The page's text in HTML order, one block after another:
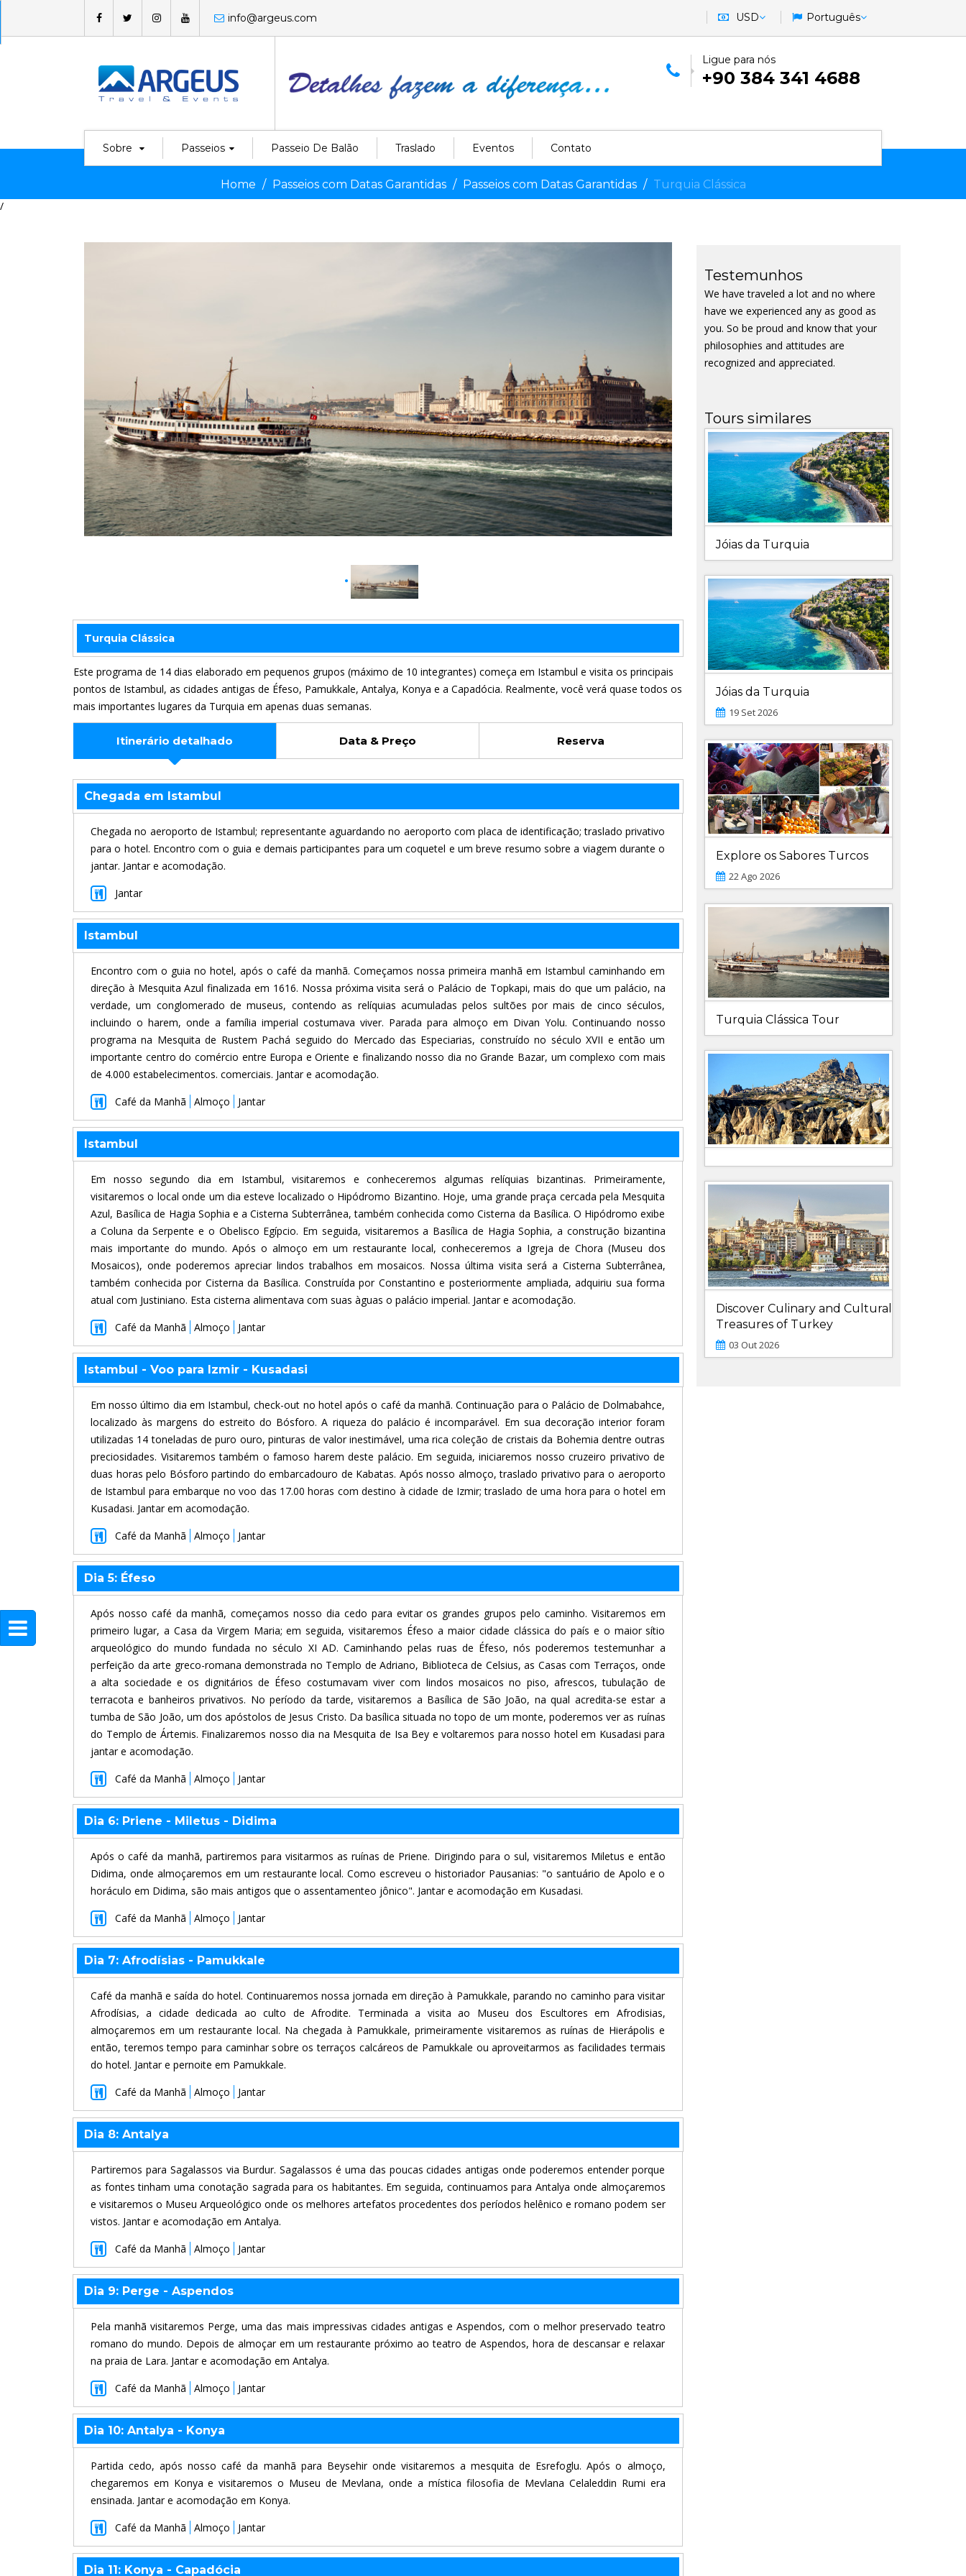
info@argeus.com USD Português
Ligue para nós
+90 384 341 4688
Sobre Passeios Passeio De Balão Traslado Eventos Contato
Home Passeios com Datas Garantidas Passeios com Datas Garantidas
Turquia Clássica
/
Turquia Clássica
Este programa de 14 dias elaborado em pequenos grupos (máximo de 10 integrantes) começa em Istambul e visita os principais
pontos de Istambul, as cidades antigas de Éfeso, Pamukkale, Antalya, Konya e a Capadócia. Realmente, você verá quase todos os
mais importantes lugares da Turquia em apenas duas semanas.
Itinerário detalhado Data & Preço Reserva
Chegada em Istambul
Chegada no aeroporto de Istambul; representante aguardando no aeroporto com placa de identificação; traslado privativo
para o hotel. Encontro com o guia e demais participantes para um coquetel e um breve resumo sobre a viagem durante o
jantar. Jantar e acomodação.
Jantar
Istambul
Encontro com o guia no hotel, após o café da manhã. Começamos nossa primeira manhã em Istambul caminhando em
direção à Mesquita Azul finalizada em 1616. Nossa próxima visita será o Palácio de Topkapi, mais do que um palácio, na
verdade, um conglomerado de museus, contendo as relíquias acumuladas pelos sultões por mais de cinco séculos,
incluindo o harem, onde a família imperial costumava viver. Parada para almoço em Divan Yolu. Continuando nosso
programa na Mesquita de Rustem Pachá seguido do Mercado das Especiarias, construído no século XVII e então um
importante centro do comércio entre Europa e Oriente e finalizando nosso dia no Grande Bazar, um complexo com mais
de 4.000 estabelecimentos. comerciais. Jantar e acomodação.
Café da Manhã
Almoço Jantar
Istambul
Em nosso segundo dia em Istambul, visitaremos e conheceremos algumas relíquias bizantinas. Primeiramente,
visitaremos o local onde um dia esteve localizado o Hipódromo Bizantino. Hoje, uma grande praça cercada pela Mesquita
Azul, Basílica de Hagia Sophia e a Cisterna Subterrânea, também conhecida como Cisterna da Basílica. O Hipódromo exibe
a Coluna da Serpente e o Obelisco Egípcio. Em seguida, visitaremos a Basílica de Hagia Sophia, a construção bizantina
mais importante do mundo. Após o almoço em um restaurante local, conheceremos a Igreja de Chora (Museu dos
Mosaicos), onde poderemos apreciar lindos trabalhos em mosaicos. Nossa última visita será a Cisterna Subterrânea,
também conhecida por Cisterna da Basílica. Construída por Constantino e posteriormente ampliada, adquiriu sua forma
atual com Justiniano. Esta cisterna alimentava com suas àguas o palácio imperial. Jantar e acomodação.
Café da Manhã
Almoço Jantar
Istambul - Voo para Izmir - Kusadasi
Em nosso último dia em Istambul, check-out no hotel após o café da manhã. Continuação para o Palácio de Dolmabahce,
localizado às margens do estreito do Bósforo. A riqueza do palácio é incomparável. Em sua decoração interior foram
utilizadas 14 toneladas de puro ouro, pinturas de valor inestimável, uma rica coleção de cristais da Bohemia dentre outras
preciosidades. Visitaremos também o famoso harem deste palácio. Em seguida, iniciaremos nosso cruzeiro privativo de
duas horas pelo Bósforo partindo do embarcadouro de Kabatas. Após nosso almoço, traslado privativo para o aeroporto
de Istambul para embarque no voo das 17.00 horas com destino à cidade de Izmir; traslado de uma hora para o hotel em
Kusadasi. Jantar em acomodação.
Café da Manhã
Almoço Jantar
Dia 5: Éfeso
Após nosso café da manhã, começamos nosso dia cedo para evitar os grandes grupos pelo caminho. Visitaremos em
primeiro lugar, a Casa da Virgem Maria; em seguida, visitaremos Éfeso a maior cidade clássica do país e o maior sítio
arqueológico do mundo fundada no século XI AD. Caminhando pelas ruas de Éfeso, nós poderemos testemunhar a
perfeição da arte greco-romana demonstrada no Templo de Adriano, Biblioteca de Celsius, as Casas com Terraços, onde
a alta sociedade e os dignitários de Éfeso costumavam viver com lindos mosaicos no piso, afrescos, tubulação de
terracota e banheiros privativos. No período da tarde, visitaremos a Basílica de São João, na qual acredita-se estar a
tumba de São João, um dos apóstolos de Jesus Cristo. Da basílica situada no topo de um monte, poderemos ver as ruínas
do Templo de Ártemis. Finalizaremos nosso dia na Mesquita de Isa Bey e voltaremos para nosso hotel em Kusadasi para
jantar e acomodação.
Café da Manhã
Almoço Jantar
Dia 6: Priene - Miletus - Didima
Após o café da manhã, partiremos para visitarmos as ruínas de Priene. Dirigindo para o sul, visitaremos Miletus e então
Didima, onde almoçaremos em um restaurante local. Como escreveu o historiador Pausanias: "o santuário de Apolo e o
horáculo em Didima, são mais antigos que o assentamenteo jônico". Jantar e acomodação em Kusadasi.
Café da Manhã
Almoço Jantar
Dia 7: Afrodísias - Pamukkale
Café da manhã e saída do hotel. Continuaremos nossa jornada em direção à Pamukkale, parando no caminho para visitar
Afrodísias, a cidade dedicada ao culto de Afrodite. Terminada a visita ao Museu dos Escultores em Afrodisias,
almoçaremos em um restaurante local. Na chegada à Pamukkale, primeiramente visitaremos as ruínas de Hierápolis e
então, teremos tempo para caminhar sobre os terraços calcáreos de Pamukkale ou aproveitarmos as facilidades termais
do hotel. Jantar e pernoite em Pamukkale.
Café da Manhã
Almoço Jantar
Dia 8: Antalya
Partiremos para Sagalassos via Burdur. Sagalassos é uma das poucas cidades antigas onde poderemos entender porque
as fontes tinham uma conotação sagrada para os habitantes. Em seguida, continuamos para Antalya onde almoçaremos
e visitaremos o Museu Arqueológico onde os melhores artefatos procedentes dos períodos helênico e romano podem ser
vistos. Jantar e acomodação em Antalya.
Café da Manhã
Almoço Jantar
Dia 9: Perge - Aspendos
Pela manhã visitaremos Perge, uma das mais impressivas cidades antigas e Aspendos, com o melhor preservado teatro
romano do mundo. Depois de almoçar em um restaurante próximo ao teatro de Aspendos, hora de descansar e relaxar
na praia de Lara. Jantar e acomodação em Antalya.
Café da Manhã
Almoço Jantar
Dia 10: Antalya - Konya
Partida cedo, após nosso café da manhã para Beysehir onde visitaremos a mesquita de Esrefoglu. Após o almoço,
chegaremos em Konya e visitaremos o Museu de Mevlana, onde a mística filosofia de Mevlana Celaleddin Rumi era
ensinada. Jantar e acomodação em Konya.
Café da Manhã
Almoço Jantar
Dia 11: Konya - Capadócia
Testemunhos
We have traveled a lot and no where
have we experienced any as good as
you. So be proud and know that your
philosophies and attitudes are
recognized and appreciated.
Tours similares
Jóias da Turquia
Jóias da Turquia
19 Set 2026
Explore os Sabores Turcos
22 Ago 2026
Turquia Clássica Tour
Discover Culinary and Cultural
Treasures of Turkey
03 Out 2026